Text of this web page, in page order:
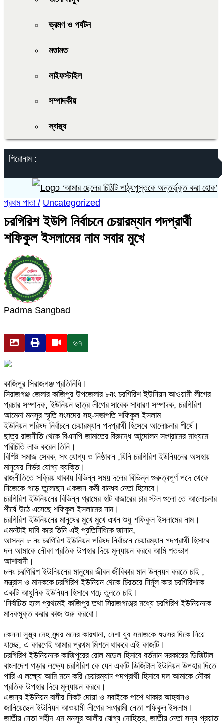
ভ্রমণ ও পর্যটন
মতামত
লাইফস্টাইল
সম্পাদকীয়
স্বাস্থ্য
শিরোনাম :
‘আমার ছেলের চিঠিটি পাঠ্যপুস্তকে অন্তর্ভুক্ত করা হোক’
প্রথম পাতা / Uncategorized
চরগিরিশ ইউপি নির্বাচনে চেয়ারম্যান পদপ্রার্থী
শফিকুল ইসলামের নাম সবার মুখে
Padma Sangbad
৬৭
কাজিপুর সিরাজগঞ্জ প্রতিনিধি।
সিরাজগঞ্জ জেলার কাজিপুর উপজেলার ৮নং চরগিরিশ ইউনিয়ন আওয়ামী লীগের
প্রচার সম্পাদক, ইউনিয়ন ছাত্র লীগের সাবেক সাধারণ সম্পাদক, চরগিরিশ
আমেনা মনসুর স্মৃতি সংসদের সহ-সভাপতি শফিকুল ইসলাম
ইউনিয়ন পরিষদ নির্বাচনে চেয়ারম্যান পদপ্রার্থী হিসেবে আলোচনার শীর্ষে।
ছাত্র রাজনীতি থেকে বিএনপি জামাতের বিরুদ্ধে আন্দোলন সংগ্রামের মাধ্যমে
পরিচিতি লাভ করেন তিনি।
বিশিষ্ট সমাজ সেবক, সৎ যোগ্য ও নিষ্ঠাবান ,যিনি চরগিরিশ ইউনিয়নের অসহায়
মানুষের নির্ভর যোগ্য ব্যক্তি।
রাজনীতিতে সক্রিয় থাকায় বিভিন্ন সময় দলের বিভিন্ন গুরুত্বপূর্ণ পদে থেকে
নিজেকে গড়ে তুলেছেন একজন কর্মী বান্ধব নেতা হিসেবে।
চরগিরিশ ইউনিয়নের বিভিন্ন গ্রামের হাট বাজারের চার স্টল গুলো তে আলোচনার
শীর্ষে উঠে এসেছে শফিকুল ইসলামের নাম।
চরগিরিশ ইউনিয়নের মানুষের মুখে মুখে এখন শুধু শফিকুল ইসলামের নাম।
এমনটাই দাবি করে তিনি এই প্রতিনিধিকে জানান,
আসন্ন ৮ নং চরগিরিশ ইউনিয়ন পরিষদ নির্বাচনে চেয়ারম্যান পদপ্রার্থী হিসাবে
দল আমাকে নৌকা প্রতিক উপহার দিয়ে মূল্যায়ন করবে আমি শতভাগ
আশাবাদী।
৮নং চরগিরিশ ইউনিয়নের মানুষের জীবন জীবিকার মান উন্নয়ন করতে চাই ,
সন্ত্রাস ও মাদককে চরগিরিশ ইউনিয়ন থেকে চিরতরে নির্মূল করে চরগিরিশকে
একটি আধুনিক ইউনিয়ন হিসাবে গঢ়ে তুলতে চাই।
‘নির্বাচিত হলে প্রথমেই কাজিপুর তথা সিরাজগঞ্জের মধ্যে চরগিরিশ ইউনিয়নকে
মাদকমুক্ত করার কাজ শুরু করবো।
কেননা সুস্থ্য দেহ সুন্দর মনের কারখানা, নেশা যুব সমাজকে ধংসের দিকে নিয়ে
যাচ্ছে, এ কারণেই আমার প্রথম মিশনে থাকবে এই কাজটি।
চরগিরিশ ইউনিয়নকে কাজিপুরের রোল মডেল হিসাবে বর্তমান সরকারের ডিজিটাল
বাংলাদেশ গড়ার লক্ষ‍্যে চরগিরিশ কে যেন একটি ডিজিটাল ইউনিয়ন উপহার দিতে
পারি এ লক্ষ‍্যে আমি মনে করি চেয়ারম্যান পদপ্রার্থী হিসাবে দল আমাকে নৌকা
প্রতিক উপহার দিয়ে মূল্যায়ন করবে।
এজন্য ইউনিয়ন বাসীর নিকট দোয়া ও সবাইকে পাশে থাকার আহবানও
জানিয়েছেন ইউনিয়ন আওয়ামী লীগের সংগ্রামী নেতা শফিকুল ইসলাম।
জাতীয় নেতা শহীদ এম মনসুর আলীর যোগ্য দোহিত্র, জাতীয় নেতা সদ্য প্রয়াত